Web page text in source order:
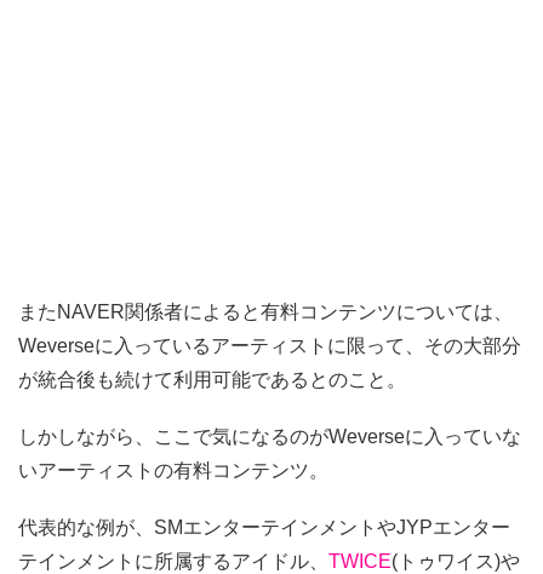
またNAVER関係者によると有料コンテンツについては、
Weverseに入っているアーティストに限って、その大部分
が統合後も続けて利用可能であるとのこと。
しかしながら、ここで気になるのがWeverseに入っていな
いアーティストの有料コンテンツ。
代表的な例が、SMエンターテインメントやJYPエンター
テインメントに所属するアイドル、 TWICE(トゥワイス)や